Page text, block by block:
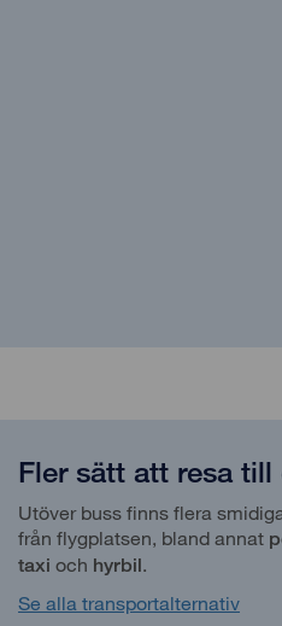
Fler sätt att resa
Utöver buss finns flera
från flygplatsen, bland annat
taxi och hyrbil.
Se alla transportalternativ